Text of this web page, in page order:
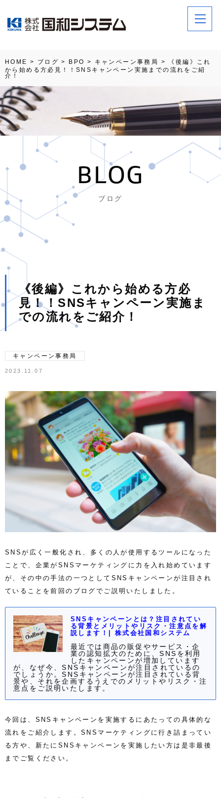
HOME > ブログ > BPO > キャンペーン事務局 >
《後編》これ
から始める方必見！！SNSキャンペーン実施までの流れをご紹
介！
BLOG
ブログ
《後編》これから始める方必
見！！SNSキャンペーン実施ま
での流れをご紹介！
キャンペーン事務局
2023.11.07
SNSが広く一般化され、多くの人が使用するツールになった
ことで、企業がSNSマーケティングに力を入れ始めています
が、その中の手法の一つとしてSNSキャンペーンが注目され
ていることを前回のブログでご説明いたしました。
SNSキャンペーンとは？注目されてい
る背景とメリットやリスク・注意点を解
説します！| 株式会社国和システム
最近では商品の販促やサービス・企
業の認知拡大のために、SNSを利用
したキャンペーンが増加しています
が、なぜ今、SNSキャンペーンが注目されているの
でしょうか。SNSキャンペーンが注目されている背
景や、それを企画するうえでのメリットやリスク・注
意点をご説明いたします。
今回は、SNSキャンペーンを実施するにあたっての具体的な
流れをご紹介します。SNSマーケティングに行き詰まってい
る方や、新たにSNSキャンペーンを実施したい方は是非最後
までご覧ください。